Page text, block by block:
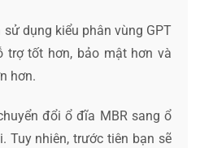
sử dụng kiểu phân vùng GPT
trợ tốt hơn, bảo mật hơn và
hơn.
đổi ổ đĩa MBR sang ổ
Tuy nhiên, trước tiên bạn sẽ